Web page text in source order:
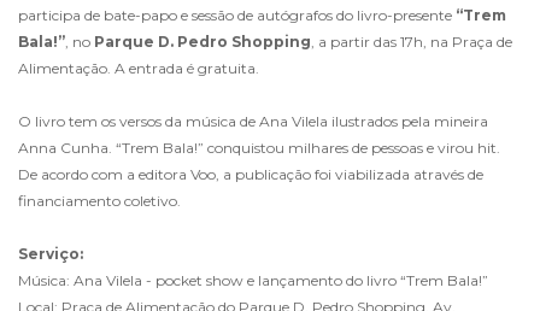
participa de bate-papo e sessão de autógrafos do livro-presente “Trem
Bala!”, no Parque D. Pedro Shopping, a partir das 17h, na Praça de
Alimentação. A entrada é gratuita.
O livro tem os versos da música de Ana Vilela ilustrados pela mineira
Anna Cunha. “Trem Bala!” conquistou milhares de pessoas e virou hit.
De acordo com a editora Voo, a publicação foi viabilizada através de
financiamento coletivo.
Serviço:
Música: Ana Vilela - pocket show e lançamento do livro “Trem Bala!”
Local: Praça de Alimentação do Parque D. Pedro Shopping. Av.